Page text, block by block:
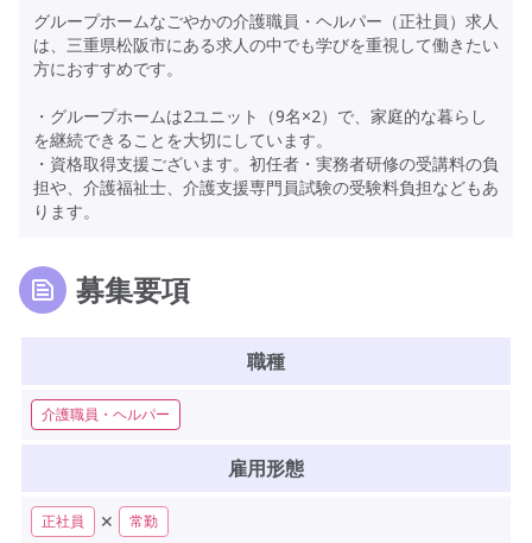
グループホームなごやかの介護職員・ヘルパー（正社員）求人
は、三重県松阪市にある求人の中でも学びを重視して働きたい
方におすすめです。
・グループホームは2ユニット（9名×2）で、家庭的な暮らし
を継続できることを大切にしています。
・資格取得支援ございます。初任者・実務者研修の受講料の負
担や、介護福祉士、介護支援専門員試験の受験料負担などもあ
ります。
募集要項
職種
介護職員・ヘルパー
雇用形態
正社員 ✕ 常勤